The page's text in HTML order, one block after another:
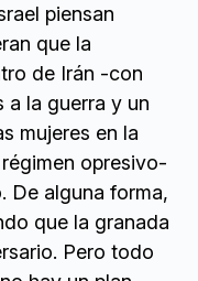
piensan
que la
de Irán -con
a la guerra y un
mujeres en la
opresivo-
De alguna forma,
que la granada
Pero todo